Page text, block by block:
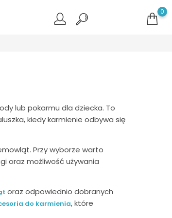
0
lub pokarmu dla dziecka. To
kiedy karmienie odbywa się
Przy wyborze warto
oraz możliwość używania
oraz odpowiednio dobranych
do karmienia, które